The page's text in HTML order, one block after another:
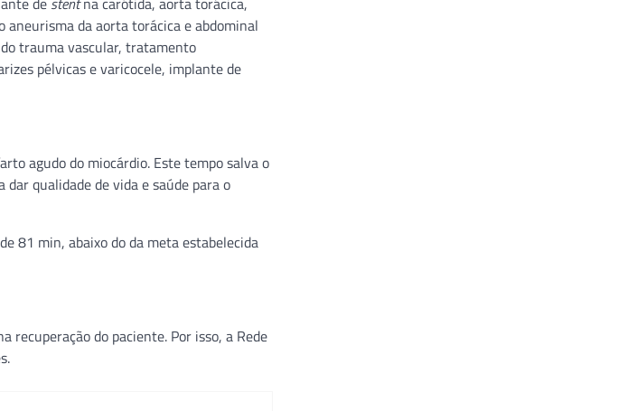
da aorta torácica e abdominal
trauma vascular, tratamento
pélvicas e varicocele, implante de
agudo do miocárdio. Este tempo salva o
qualidade de vida e saúde para o
81 min, abaixo do da meta estabelecida
recuperação do paciente. Por isso, a Rede